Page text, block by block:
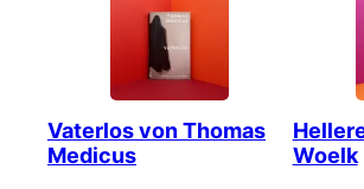
Vaterlos von Thomas
Medicus
Woelk